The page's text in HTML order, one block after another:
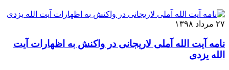
۲۷ مرداد ۱۳۹۸
نامه آیت الله آملی لاریجانی در واکنش به اظهارات آیت
الله یزدی